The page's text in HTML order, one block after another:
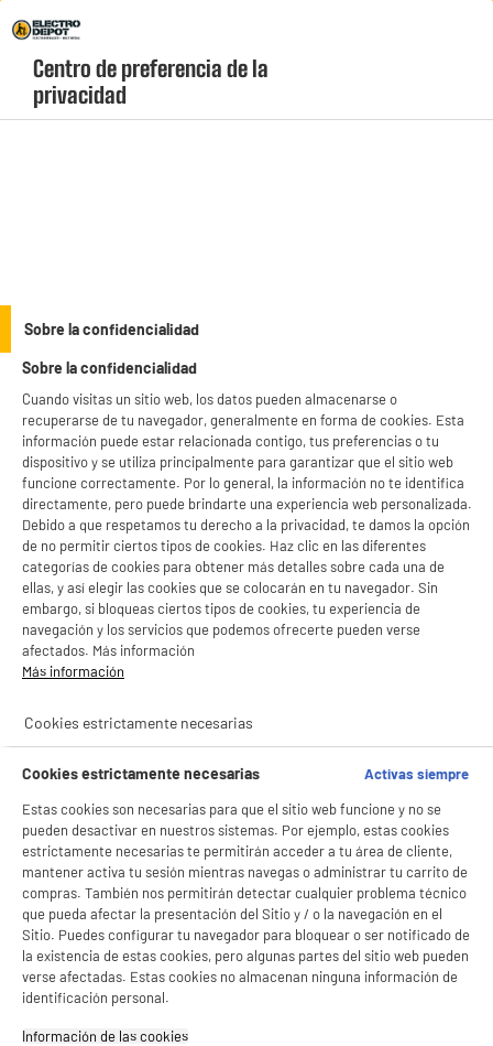
Menú
geolocation-header-icon-text
account
enchufe más cable con descuentos increíbles en nuestro catálogo. Haz tu pedido
current-store
LEGANÉS, MADRID
productItem__availability-
change-btn
product_list_sticky_button_Filter
PRECIO IMBATIBLE
4.5/5 (45)
Cable HIGH ONE 1M BLANCO PVC USB C
Tipo de producto : Cable de cargador USB-C
Sync
2€96
BY ELECTRODEPOT
★★★★★
★★★★★
4.7/5(7)
Cargador de pared EDENWOOD blanco de 2 puertos
USB-C de 20 W y USB de 18 W
Tipo de producto : Adaptador USB
9€96
Centro de preferencia de la
privacidad
Sobre la confidencialidad
Sobre la confidencialidad
Cuando visitas un sitio web, los datos pueden almacenarse o
recuperarse de tu navegador, generalmente en forma de cookies. Esta
información puede estar relacionada contigo, tus preferencias o tu
dispositivo y se utiliza principalmente para garantizar que el sitio web
funcione correctamente. Por lo general, la información no te identifica
directamente, pero puede brindarte una experiencia web personalizada.
Debido a que respetamos tu derecho a la privacidad, te damos la opción
de no permitir ciertos tipos de cookies. Haz clic en las diferentes
categorías de cookies para obtener más detalles sobre cada una de
ellas, y así elegir las cookies que se colocarán en tu navegador. Sin
embargo, si bloqueas ciertos tipos de cookies, tu experiencia de
navegación y los servicios que podemos ofrecerte pueden verse
afectados. Más información
Más información
Cookies estrictamente necesarias
Cookies estrictamente necesarias
Activas siempre
Estas cookies son necesarias para que el sitio web funcione y no se
pueden desactivar en nuestros sistemas. Por ejemplo, estas cookies
estrictamente necesarias te permitirán acceder a tu área de cliente,
mantener activa tu sesión mientras navegas o administrar tu carrito de
compras. También nos permitirán detectar cualquier problema técnico
que pueda afectar la presentación del Sitio y / o la navegación en el
Sitio. Puedes configurar tu navegador para bloquear o ser notificado de
la existencia de estas cookies, pero algunas partes del sitio web pueden
verse afectadas. Estas cookies no almacenan ninguna información de
identificación personal.
Información de las cookies‎